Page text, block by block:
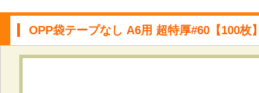
OPP袋テープなし A6用 超特厚#60【100枚】